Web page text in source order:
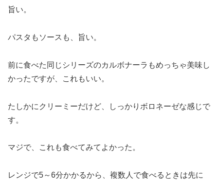
旨い。
パスタもソースも、旨い。
前に食べた同じシリーズのカルボナーラもめっちゃ美味し
かったですが、これもいい。
たしかにクリーミーだけど、しっかりボロネーゼな感じで
す。
マジで、これも食べてみてよかった。
レンジで5～6分かかるから、複数人で食べるときは先に